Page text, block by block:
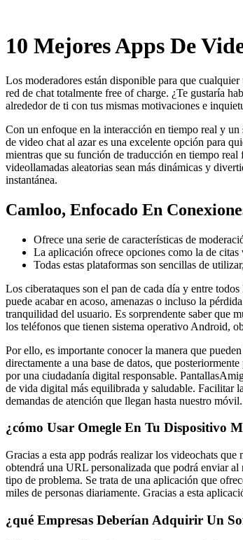
content
10 Mejores Apps De
Los moderadores están disponible para que
red de chat totalmente free of charge. ¿Te gustaría
alrededor de ti con tus mismas motivaciones e
Con un enfoque en la interacción en tiempo real y
de video chat al azar es una excelente opción para
mientras que su función de traducción en tiempo
videollamadas aleatorias sean más dinámicas y
instantánea.
Camloo, Enfocado En
Ofrece una serie de características de
La aplicación ofrece opciones como la de
Todas estas plataformas son sencillas de
Los ciberataques son el pan de cada día y entre
puede acabar en acoso, amenazas o incluso la
tranquilidad del usuario. Es sorprendente saber que
los teléfonos que tienen sistema operativo Android,
Por ello, es importante conocer la manera que
directamente a una base de datos, que
por una ciudadanía digital responsable.
de vida digital más equilibrada y saludable. Facilitar
demandas de atención que llegan hasta nuestro móvil.
¿cómo Usar Omegle En Tu Dispositivo
Gracias a esta app podrás realizar los videochats
obtendrá una URL personalizada que podrá enviar
tipo de problema. Se trata de una aplicación que
miles de personas diariamente. Gracias a esta
¿qué Empresas Deberían Adquirir Un